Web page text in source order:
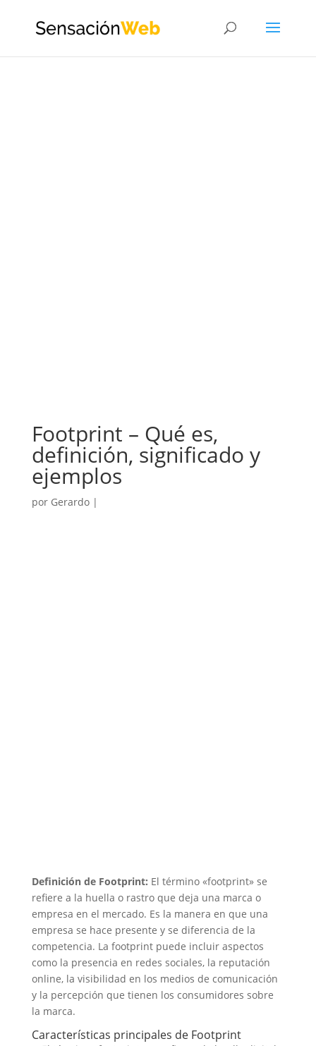
Footprint – Qué es,
definición, significado y
ejemplos
por Gerardo|
Definición de Footprint: El término «footprint» se
refiere a la huella o rastro que deja una marca o
empresa en el mercado. Es la manera en que una
empresa se hace presente y se diferencia de la
competencia. La footprint puede incluir aspectos
como la presencia en redes sociales, la reputación
online, la visibilidad en los medios de comunicación
y la percepción que tienen los consumidores sobre
la marca.
Características principales de Footprint